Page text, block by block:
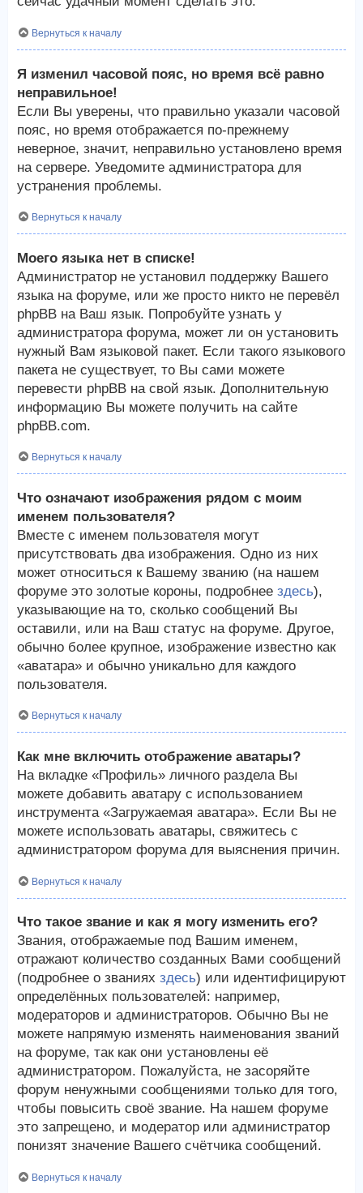
Вернуться к началу
Я изменил часовой пояс, но время всё равно
неправильное!
Если Вы уверены, что правильно указали часовой
пояс, но время отображается по-прежнему
неверное, значит, неправильно установлено время
на сервере. Уведомите администратора для
устранения проблемы.
Вернуться к началу
Моего языка нет в списке!
Администратор не установил поддержку Вашего
языка на форуме, или же просто никто не перевёл
phpBB на Ваш язык. Попробуйте узнать у
администратора форума, может ли он установить
нужный Вам языковой пакет. Если такого языкового
пакета не существует, то Вы сами можете
перевести phpBB на свой язык. Дополнительную
информацию Вы можете получить на сайте
phpBB.com.
Вернуться к началу
Что означают изображения рядом с моим
именем пользователя?
Вместе с именем пользователя могут
присутствовать два изображения. Одно из них
может относиться к Вашему званию (на нашем
форуме это золотые короны, подробнее здесь),
указывающие на то, сколько сообщений Вы
оставили, или на Ваш статус на форуме. Другое,
обычно более крупное, изображение известно как
«аватара» и обычно уникально для каждого
пользователя.
Вернуться к началу
Как мне включить отображение аватары?
На вкладке «Профиль» личного раздела Вы
можете добавить аватару с использованием
инструмента «Загружаемая аватара». Если Вы не
можете использовать аватары, свяжитесь с
администратором форума для выяснения причин.
Вернуться к началу
Что такое звание и как я могу изменить его?
Звания, отображаемые под Вашим именем,
отражают количество созданных Вами сообщений
(подробнее о званиях здесь) или идентифицируют
определённых пользователей: например,
модераторов и администраторов. Обычно Вы не
можете напрямую изменять наименования званий
на форуме, так как они установлены её
администратором. Пожалуйста, не засоряйте
форум ненужными сообщениями только для того,
чтобы повысить своё звание. На нашем форуме
это запрещено, и модератор или администратор
понизят значение Вашего счётчика сообщений.
Вернуться к началу